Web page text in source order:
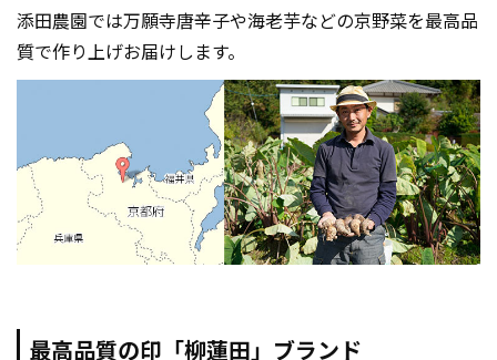
添田農園では万願寺唐辛子や海老芋などの京野菜を最高品
質で作り上げお届けします。
最高品質の印「柳蓮田」ブランド